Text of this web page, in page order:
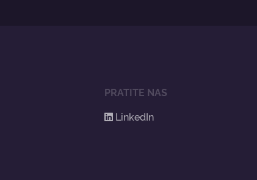
PRATITE NAS
LinkedIn